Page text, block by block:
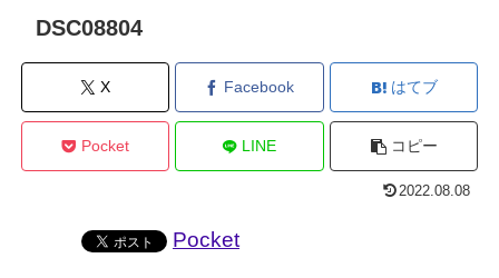
DSC08804
X Facebook はてブ
Pocket LINE コピー
2022.08.08
Pocket